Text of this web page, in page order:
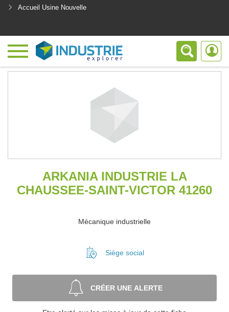
Accueil Usine Nouvelle
ARKANIA INDUSTRIE LA
CHAUSSEE-SAINT-VICTOR 41260
Mécanique industrielle
Siège social
CRÉER UNE ALERTE